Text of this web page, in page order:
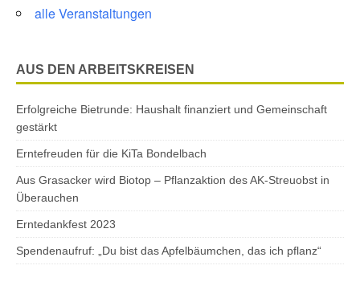
alle Veranstaltungen
AUS DEN ARBEITSKREISEN
Erfolgreiche Bietrunde: Haushalt finanziert und Gemeinschaft
gestärkt
Erntefreuden für die KiTa Bondelbach
Aus Grasacker wird Biotop – Pflanzaktion des AK-Streuobst in
Überauchen
Erntedankfest 2023
Spendenaufruf: „Du bist das Apfelbäumchen, das ich pflanz“